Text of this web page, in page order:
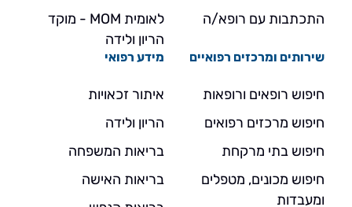
התכתבות עם רופא/ה
לאומית MOM - מוקד
הריון ולידה
שירותים ומרכזים רפואיים
חיפוש רופאים ורופאות
חיפוש מרכזים רפואים
חיפוש בתי מרקחת
חיפוש מכונים, מטפלים
ומעבדות
מידע רפואי
איתור זכאויות
הריון ולידה
בריאות המשפחה
בריאות האישה